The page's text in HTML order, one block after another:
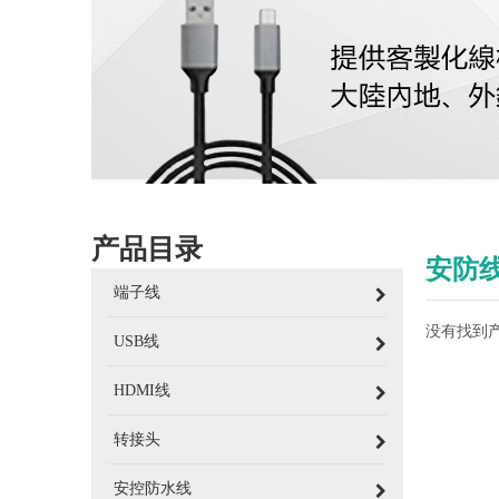
产品目录
端子线
USB线
HDMI线
转接头
安控防水线
安防
没有找到